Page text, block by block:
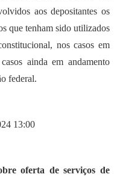
aos depositantes os
que tenham sido utilizados
nos casos em
ainda em andamento
federal.
13:00
oferta de serviços de